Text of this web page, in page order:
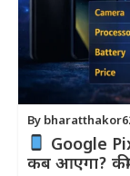
By
Google
कब आएगा?